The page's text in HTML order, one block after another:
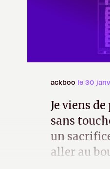
ackboo le 30
Je viens
sans
un
aller au